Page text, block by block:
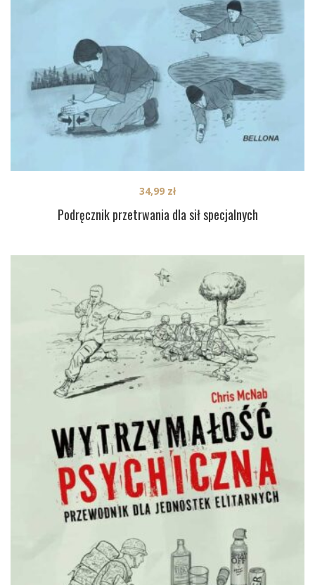
Podręcznik przetrwania dla sił specjalnych
34,99 zł